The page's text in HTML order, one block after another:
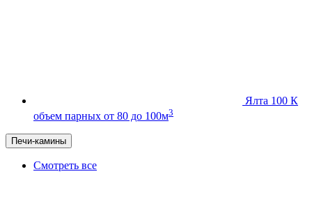
Ялта 100 К
объем парных от 80 до 100м3
Печи-камины
Смотреть все